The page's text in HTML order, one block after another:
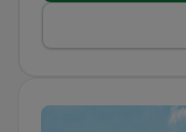
sowie eine